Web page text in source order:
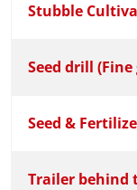
Stubble
Seed drill
Seed &
Trailer behind